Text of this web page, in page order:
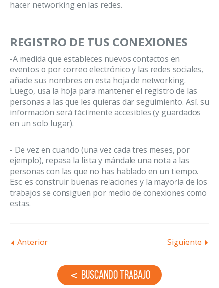
hacer networking en las redes.
REGISTRO DE TUS CONEXIONES
-A medida que estableces nuevos contactos en
eventos o por correo electrónico y las redes sociales,
añade sus nombres en esta hoja de networking.
Luego, usa la hoja para mantener el registro de las
personas a las que les quieras dar seguimiento. Así, su
información será fácilmente accesibles (y guardados
en un solo lugar).
- De vez en cuando (una vez cada tres meses, por
ejemplo), repasa la lista y mándale una nota a las
personas con las que no has hablado en un tiempo.
Eso es construir buenas relaciones y la mayoría de los
trabajos se consiguen por medio de conexiones como
estas.
Anterior Siguiente
Buscando Trabajo